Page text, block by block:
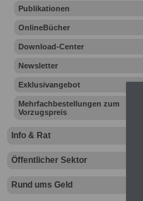
Publikationen
OnlineBücher
Download-Center
Newsletter
Exklusivangebot
Mehrfachbestellungen zum
Vorzugspreis
Info & Rat
Öffentlicher Sektor
Rund ums Geld